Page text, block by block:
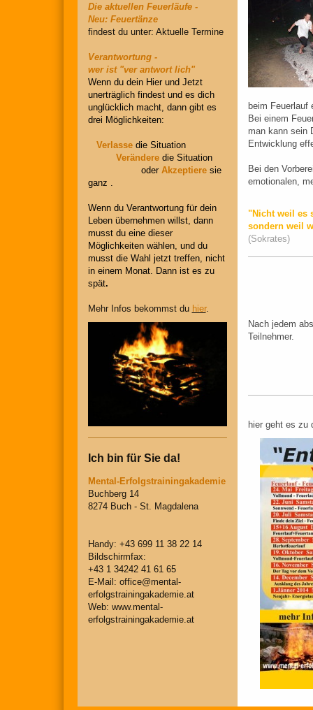
beim Feuerlauf
Bei einem
man kann sein
Entwicklung
Bei den
emotionalen,
"Nicht weil es
sondern weil
(Sokrates)
Nach jedem
Teilnehmer.
hier geht es zu
Die aktuellen Feuerläufe -
Neu: Feuertänze
findest du unter: Aktuelle Termine
Verantwortung -
wer ist "ver antwort lich"
Wenn du dein Hier und Jetzt
unerträglich findest und es dich
unglücklich macht, dann gibt es
drei Möglichkeiten:
Verlasse die Situation
Verändere die Situation
oder Akzeptiere sie
ganz .
Wenn du Verantwortung für dein
Leben übernehmen willst, dann
musst du eine dieser
Möglichkeiten wählen, und du
musst die Wahl jetzt treffen, nicht
in einem Monat. Dann ist es zu
spät.
Mehr Infos bekommst du hier.
Ich bin für Sie da!
Mental-Erfolgstrainingakademie
Buchberg 14
8274 Buch - St. Magdalena
Handy: +43 699 11 38 22 14
Bildschirmfax:
+43 1 34242 41 61 65
E-Mail: office@mental-
erfolgstrainingakademie.at
Web: www.mental-
erfolgstrainingakademie.at